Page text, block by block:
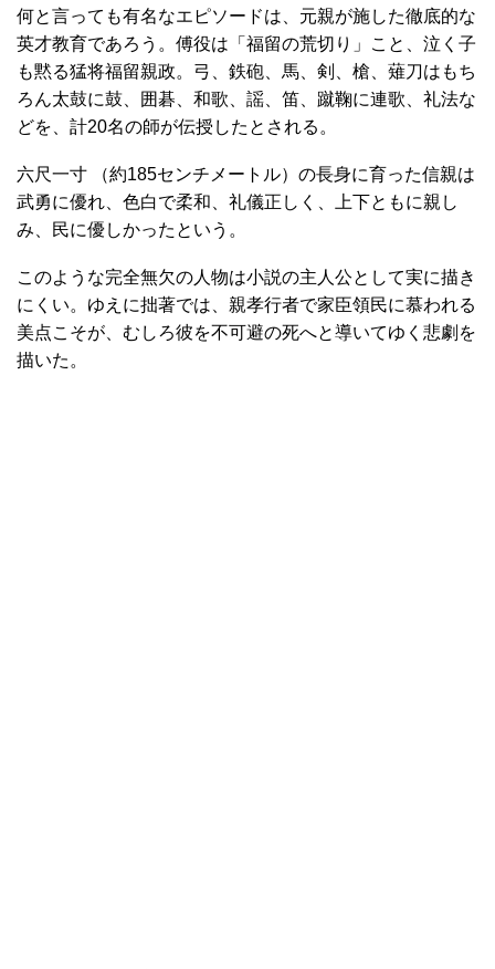
何と言っても有名なエピソードは、元親が施した徹底的な
英才教育であろう。傅役は「福留の荒切り」こと、泣く子
も黙る猛将福留親政。弓、鉄砲、馬、剣、槍、薙刀はもち
ろん太鼓に鼓、囲碁、和歌、謡、笛、蹴鞠に連歌、礼法な
どを、計20名の師が伝授したとされる。
六尺一寸 （約185センチメートル）の長身に育った信親は
武勇に優れ、色白で柔和、礼儀正しく、上下ともに親し
み、民に優しかったという。
このような完全無欠の人物は小説の主人公として実に描き
にくい。ゆえに拙著では、親孝行者で家臣領民に慕われる
美点こそが、むしろ彼を不可避の死へと導いてゆく悲劇を
描いた。